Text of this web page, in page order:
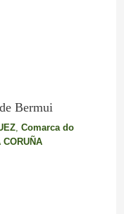
Bermui
, Comarca do
CORUÑA